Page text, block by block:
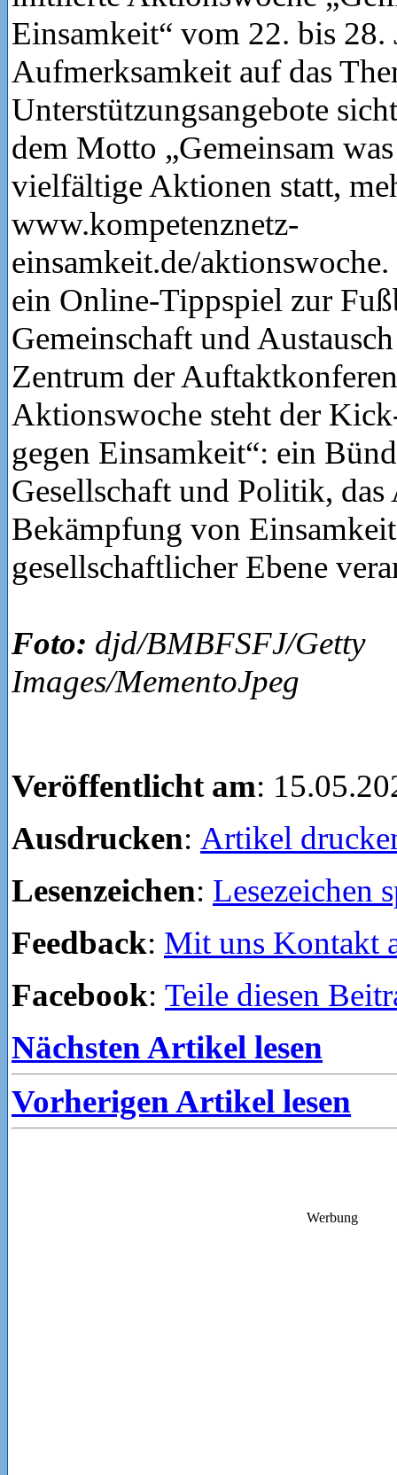
Einsamkeit“ vom 22. bis
Aufmerksamkeit auf das
Unterstützungsangebote
dem Motto „Gemeinsam
vielfältige Aktionen statt,
www.kompetenznetz-
einsamkeit.de/
ein Online-Tippspiel zur
Gemeinschaft und
Zentrum der
Aktionswoche steht der
gegen Einsamkeit“: ein
Gesellschaft und Politik,
Bekämpfung von
gesellschaftlicher Ebene
Foto: djd/BMBFSFJ/Getty
Images/MementoJpeg
Veröffentlicht am:
Ausdrucken: Artikel
Lesenzeichen: Lesezeichen
Feedback: Mit uns Kontakt
Facebook: Teile diesen
Nächsten Artikel lesen
Vorherigen Artikel lesen
Werbung